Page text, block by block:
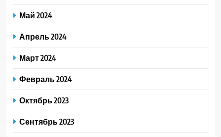
Май 2024
Апрель 2024
Март 2024
Февраль 2024
Октябрь 2023
Сентябрь 2023